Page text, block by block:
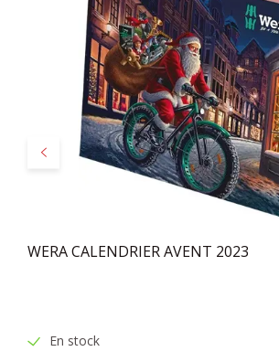
Précédent
WERA CALENDRIER AVENT 2023
En stock